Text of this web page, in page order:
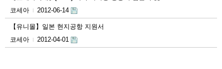
코세아
2012-06-14
【유니몰】일본 현지공항 지원서
코세아
2012-04-01